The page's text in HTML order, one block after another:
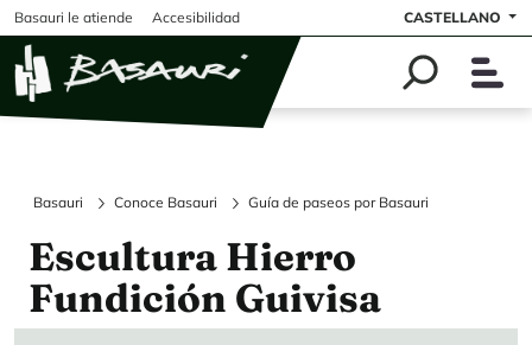
Pasar al contenido principal
Basauri le atiende Accesibilidad CASTELLANO
Basauri Conoce Basauri Guía de paseos por Basauri
Escultura Hierro
Fundición Guivisa